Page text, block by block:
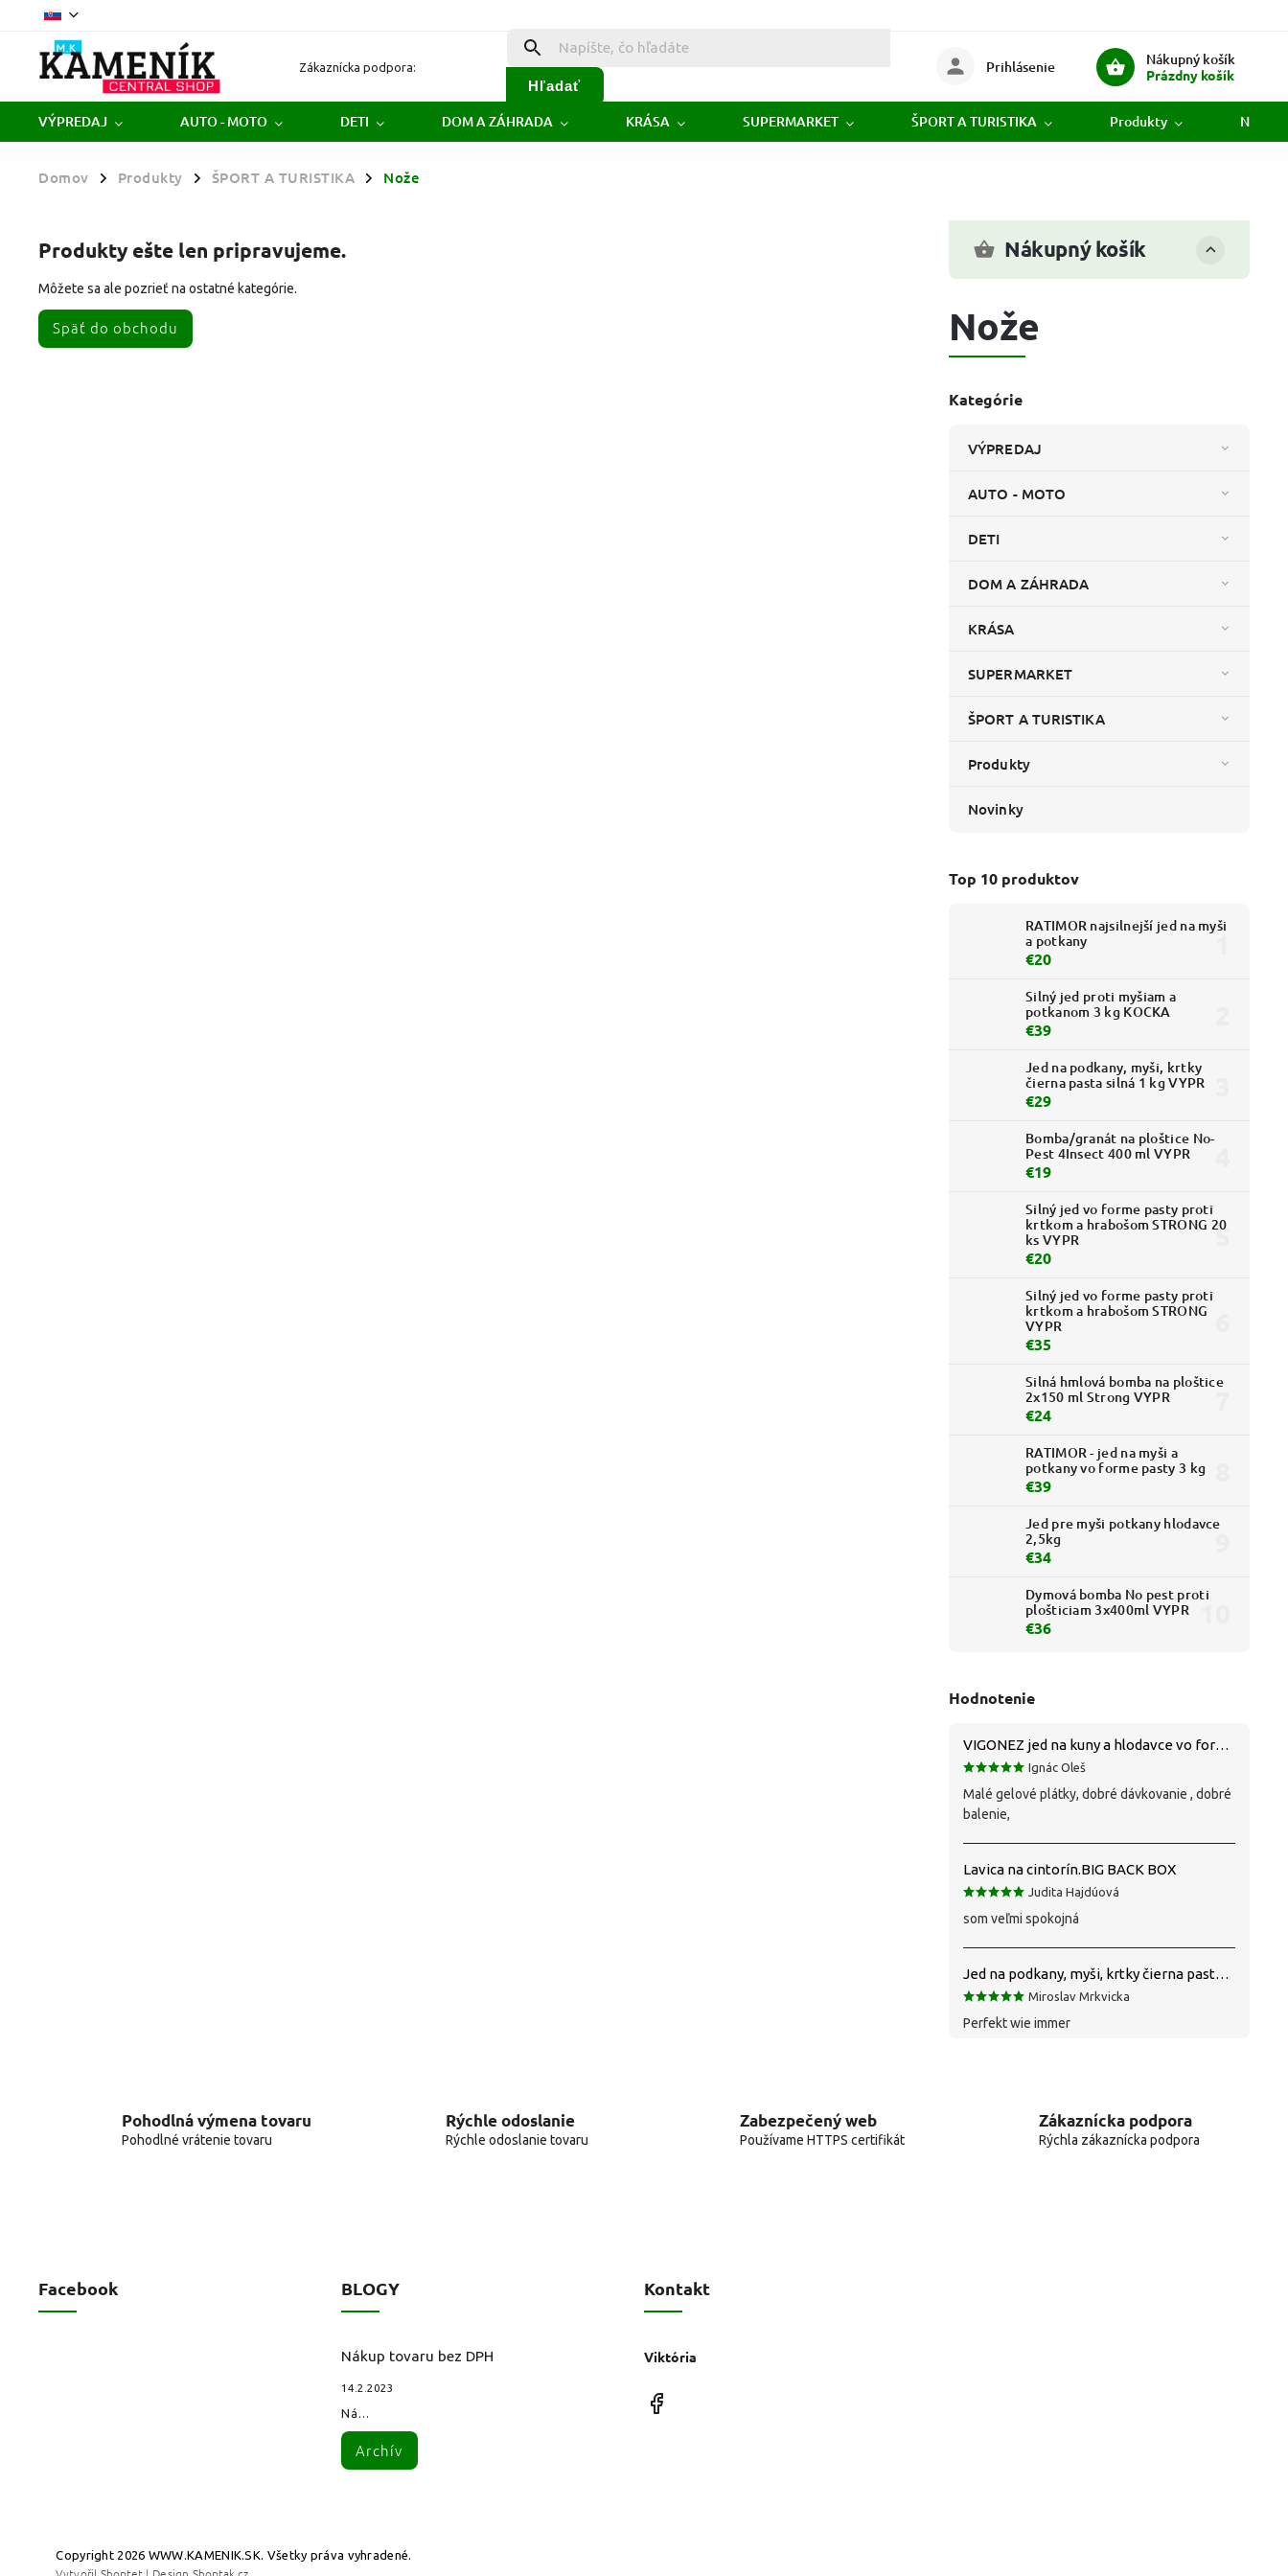
Zákaznícka podpora:
Hľadať
Nákupný košík
Prázdny košík
Prihlásenie
VÝPREDAJ AUTO - MOTO DETI DOM A ZÁHRADA KRÁSA SUPERMARKET ŠPORT A TURISTIKA Produkty
Domov / Produkty / ŠPORT A TURISTIKA / Nože
Nákupný košík
Nože
Kategórie
VÝPREDAJ
AUTO - MOTO
DETI
DOM A ZÁHRADA
KRÁSA
SUPERMARKET
ŠPORT A TURISTIKA
Produkty
Novinky
Top 10 produktov
RATIMOR najsilnejší jed na myši
a potkany
€20
Silný jed proti myšiam a
potkanom 3 kg KOCKA
€39
Jed na podkany, myši, krtky
čierna pasta silná 1 kg VYPR
€29
Bomba/granát na ploštice No-
Pest 4Insect 400 ml VYPR
€19
Silný jed vo forme pasty proti
krtkom a hrabošom STRONG 20
ks VYPR
€20
Silný jed vo forme pasty proti
krtkom a hrabošom STRONG
VYPR
€35
Silná hmlová bomba na ploštice
2x150 ml Strong VYPR
€24
RATIMOR - jed na myši a
potkany vo forme pasty 3 kg
€39
Jed pre myši potkany hlodavce
2,5kg
€34
Dymová bomba No pest proti
plošticiam 3x400ml VYPR
€36
Hodnotenie
VIGONEZ jed na kuny a hlodavce vo forme pasty 1,5 kg
Ignác Oleš
Malé gelové plátky, dobré dávkovanie , dobré
balenie,
Lavica na cintorín.BIG BACK BOX
Judita Hajdúová
som veľmi spokojná
Jed na podkany, myši, krtky čierna pasta silná 1 kg VYPR
Miroslav Mrkvicka
Perfekt wie immer
Produkty ešte len pripravujeme.
Môžete sa ale pozrieť na ostatné kategórie.
Späť do obchodu
Pohodlná výmena tovaru
Pohodlné vrátenie tovaru
Rýchle odoslanie
Rýchle odoslanie tovaru
Zabezpečený web
Používame HTTPS certifikát
Zákaznícka podpora
Rýchla zákaznícka podpora
Facebook BLOGY
Nákup tovaru bez DPH
14.2.2023
Ná...
Archív
Kontakt
Viktória
Copyright 2026 WWW.KAMENIK.SK. Všetky práva vyhradené.